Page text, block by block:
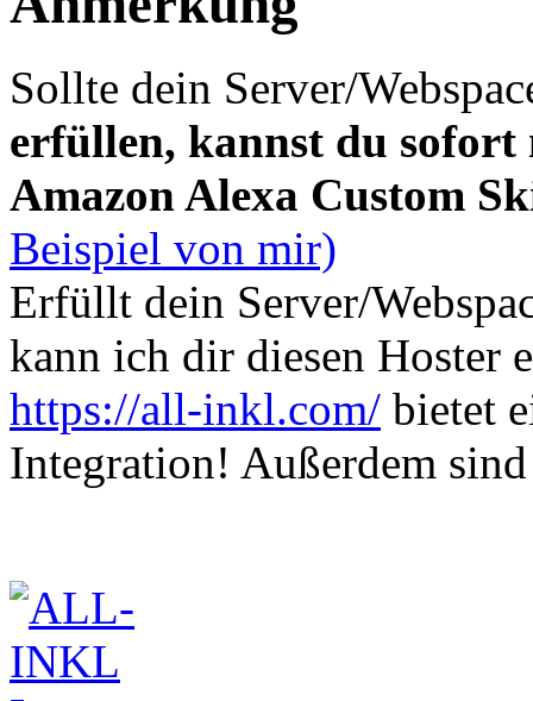
Sollte dein Server/
erfüllen, kannst du
Amazon Alexa Custom
Beispiel von mir)
Erfüllt dein Server/
kann ich dir diesen Hoster
https://all-inkl.com/ bietet
Integration! Außerdem